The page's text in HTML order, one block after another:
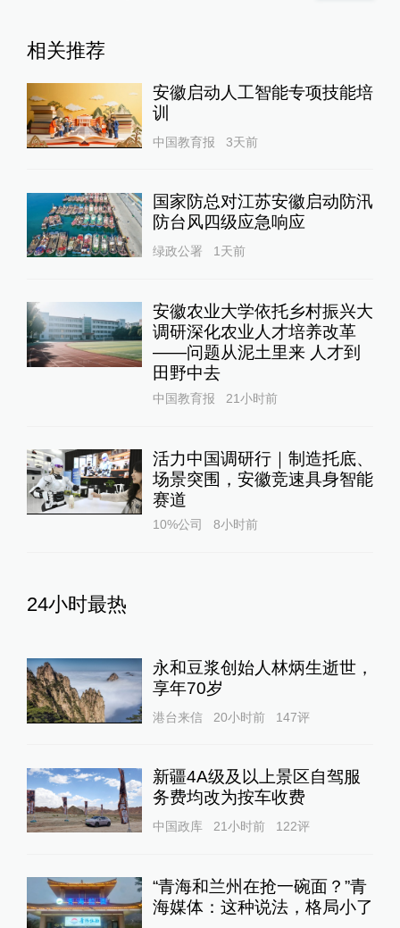
相关推荐
安徽启动人工智能专项技能培
训
中国教育报 3天前
国家防总对江苏安徽启动防汛
防台风四级应急响应
绿政公署 1天前
安徽农业大学依托乡村振兴大
调研深化农业人才培养改革
——问题从泥土里来 人才到
田野中去
中国教育报 21小时前
活力中国调研行｜制造托底、
场景突围，安徽竞速具身智能
赛道
10%公司 8小时前
24小时最热
永和豆浆创始人林炳生逝世，
享年70岁
港台来信 20小时前 147评
新疆4A级及以上景区自驾服
务费均改为按车收费
中国政库 21小时前 122评
“青海和兰州在抢一碗面？”青
海媒体：这种说法，格局小了